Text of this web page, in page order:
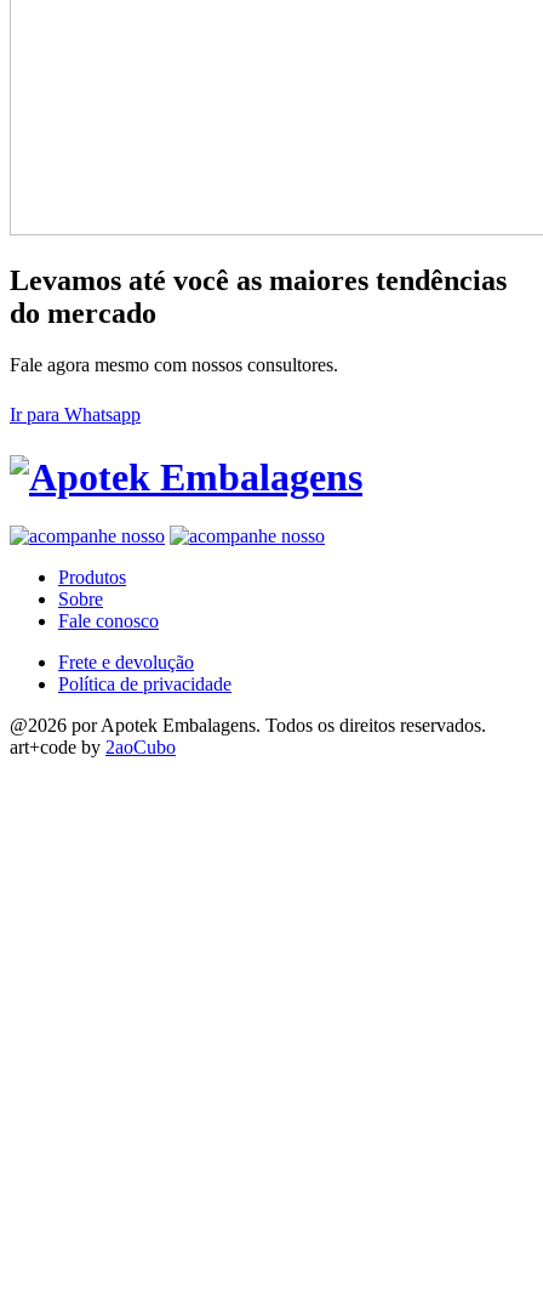
Levamos até você as maiores tendências
do mercado
Fale agora mesmo com nossos consultores.
Ir para Whatsapp
Produtos
Sobre
Fale conosco
Frete e devolução
Política de privacidade
@2026 por Apotek Embalagens. Todos os direitos reservados.
art+code by 2aoCubo